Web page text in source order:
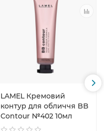
LAMEL Кремовий
контур для обличчя BB
Contour №402 10мл